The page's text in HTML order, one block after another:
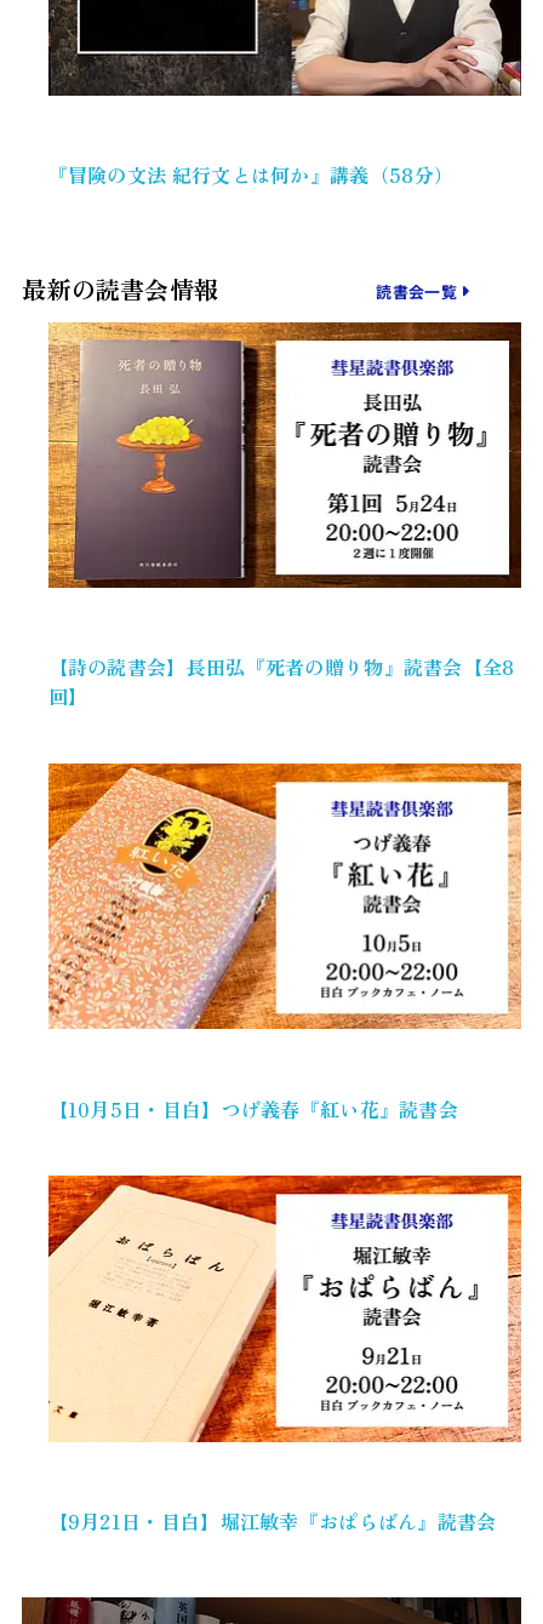
『冒険の文法 紀行文とは何か』講義（58分）
最新の読書会情報 読書会一覧
【詩の読書会】長田弘『死者の贈り物』読書会【全8
回】
【10月5日・目白】つげ義春『紅い花』読書会
【9月21日・目白】堀江敏幸『おぱらばん』読書会